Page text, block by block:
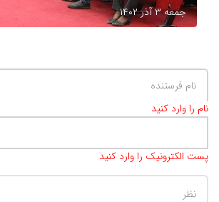
جمعه ۳ آذر ۱۴۰۲
نام را وارد کنید
پست الکترونیک را وارد کنید